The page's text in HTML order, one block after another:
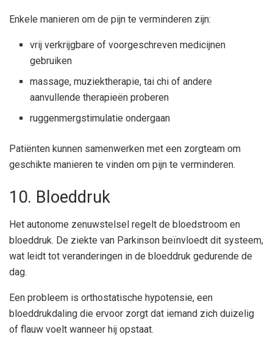
Enkele manieren om de pijn te verminderen zijn:
vrij verkrijgbare of voorgeschreven medicijnen
gebruiken
massage, muziektherapie, tai chi of andere
aanvullende therapieën proberen
ruggenmergstimulatie ondergaan
Patiënten kunnen samenwerken met een zorgteam om
geschikte manieren te vinden om pijn te verminderen.
10. Bloeddruk
Het autonome zenuwstelsel regelt de bloedstroom en
bloeddruk. De ziekte van Parkinson beïnvloedt dit systeem,
wat leidt tot veranderingen in de bloeddruk gedurende de
dag.
Een probleem is orthostatische hypotensie, een
bloeddrukdaling die ervoor zorgt dat iemand zich duizelig
of flauw voelt wanneer hij opstaat.